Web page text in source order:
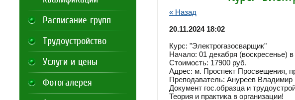
« Назад
20.11.2024 18:02
Курс: "Электрогазосварщик"
Начало: 01 декабря (воскресенье) в
Стоимость: 17900 руб.
Адрес: м. Проспект Просвещения,
Преподаватель: Ануреев Владимир
Документ гос.образца и
Теория и практика в организации!
Расписание групп
Трудоустройство
Услуги и цены
Фотогалерея